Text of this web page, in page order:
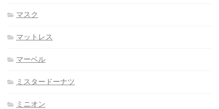
マスク
マットレス
マーベル
ミスタードーナツ
ミニオン